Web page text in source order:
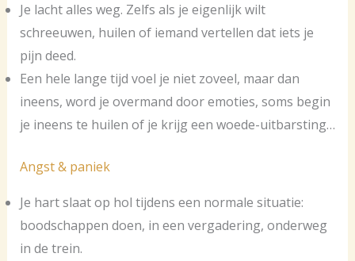
Je lacht alles weg. Zelfs als je eigenlijk wilt
schreeuwen, huilen of iemand vertellen dat iets je
pijn deed.
Een hele lange tijd voel je niet zoveel, maar dan
ineens, word je overmand door emoties, soms begin
je ineens te huilen of je krijg een woede-uitbarsting…
Angst & paniek
Je hart slaat op hol tijdens een normale situatie:
boodschappen doen, in een vergadering, onderweg
in de trein.